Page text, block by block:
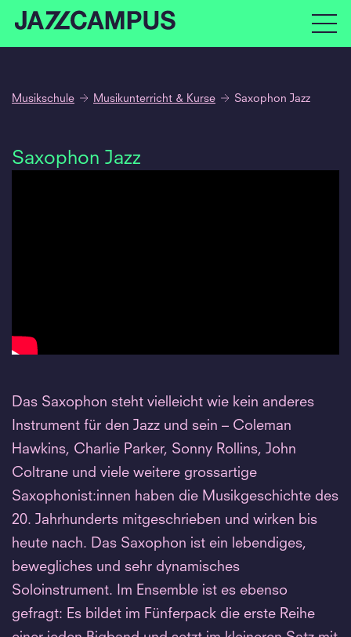
Musikschule Musikunterricht & Kurse Saxophon Jazz
Saxophon Jazz
Das Saxophon steht vielleicht wie kein anderes
Instrument für den Jazz und sein – Coleman
Hawkins, Charlie Parker, Sonny Rollins, John
Coltrane und viele weitere grossartige
Saxophonist:innen haben die Musikgeschichte des
20. Jahrhunderts mitgeschrieben und wirken bis
heute nach. Das Saxophon ist ein lebendiges,
bewegliches und sehr dynamisches
Soloinstrument. Im Ensemble ist es ebenso
gefragt: Es bildet im Fünferpack die erste Reihe